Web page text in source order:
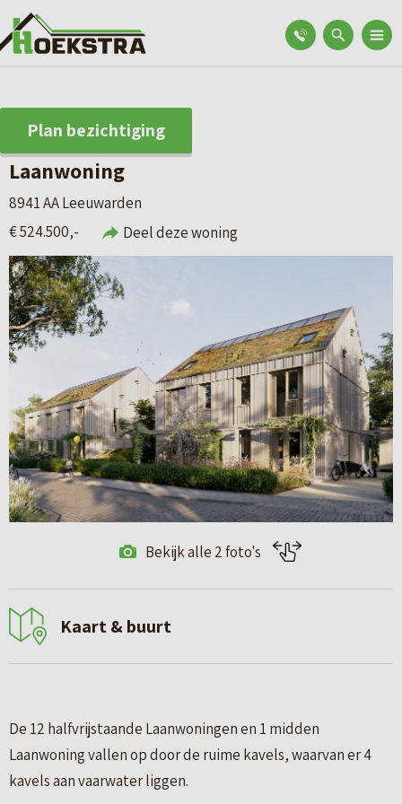
Plan bezichtiging
Laanwoning
8941 AA Leeuwarden
€ 524.500,-
Deel deze woning
Bekijk alle 2 foto's
Kaart & buurt
De 12 halfvrijstaande Laanwoningen en 1 midden
Laanwoning vallen op door de ruime kavels, waarvan er 4
kavels aan vaarwater liggen.